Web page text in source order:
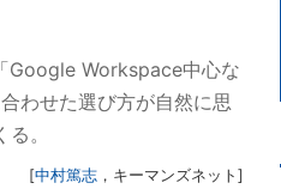
Google Workspace中心な
わせた選び方が自然に思
。
[中村篤志 ， キーマンズネット ]